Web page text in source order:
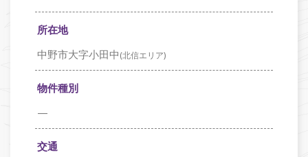
所在地
中野市大字小田中(北信エリア)
物件種別
—
交通